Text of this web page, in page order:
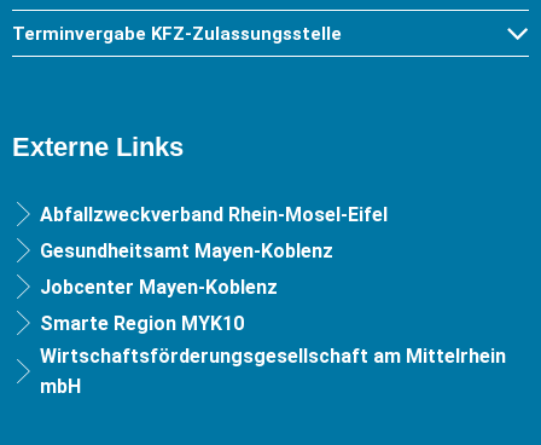
Terminvergabe KFZ-Zulassungsstelle
Externe Links
Abfallzweckverband Rhein-Mosel-Eifel
Gesundheitsamt Mayen-Koblenz
Jobcenter Mayen-Koblenz
Smarte Region MYK10
Wirtschaftsförderungsgesellschaft am Mittelrhein
mbH